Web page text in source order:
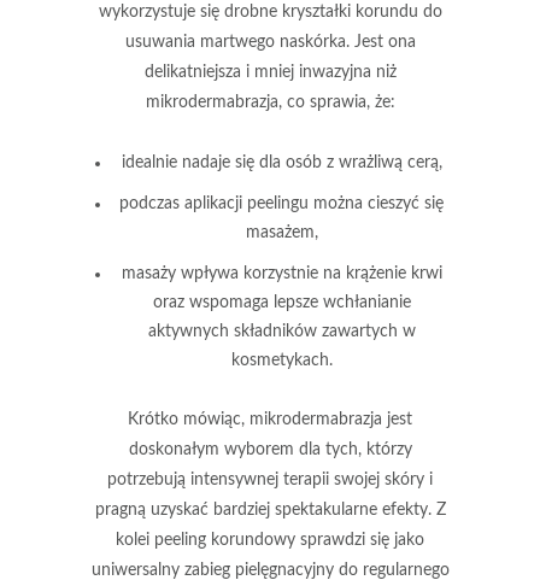
wykorzystuje się drobne kryształki korundu do
usuwania martwego naskórka. Jest ona
delikatniejsza i mniej inwazyjna niż
mikrodermabrazja, co sprawia, że:
idealnie nadaje się dla osób z wrażliwą cerą,
podczas aplikacji peelingu można cieszyć się
masażem,
masaży wpływa korzystnie na krążenie krwi
oraz wspomaga lepsze wchłanianie
aktywnych składników zawartych w
kosmetykach.
Krótko mówiąc, mikrodermabrazja jest
doskonałym wyborem dla tych, którzy
potrzebują intensywnej terapii swojej skóry i
pragną uzyskać bardziej spektakularne efekty. Z
kolei peeling korundowy sprawdzi się jako
uniwersalny zabieg pielęgnacyjny do regularnego